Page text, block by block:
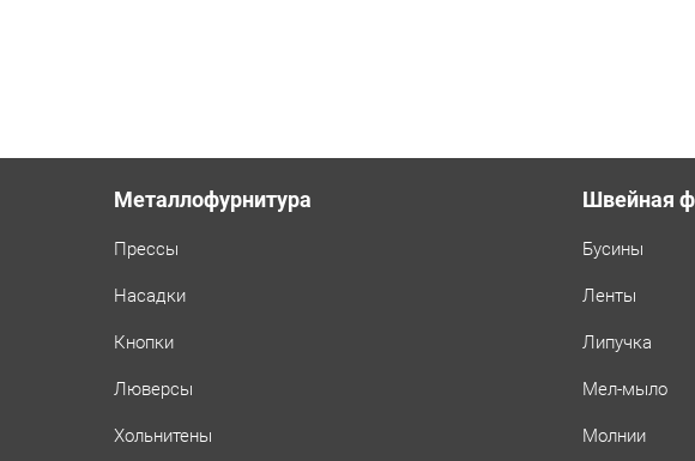
Металлофурнитура
Прессы
Насадки
Кнопки
Люверсы
Хольнитены
Швейная
Бусины
Ленты
Липучка
Мел-мыло
Молнии